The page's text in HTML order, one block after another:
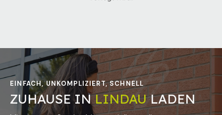
EINFACH, UNKOMPLIZIERT, SCHNELL
ZUHAUSE INLINDAULADEN